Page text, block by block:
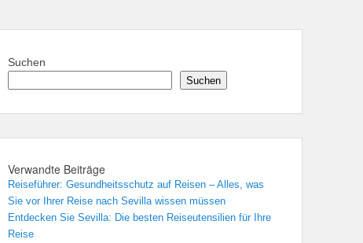
Suchen
Suchen
Verwandte Beiträge
Reiseführer: Gesundheitsschutz auf Reisen – Alles, was
Sie vor Ihrer Reise nach Sevilla wissen müssen
Entdecken Sie Sevilla: Die besten Reiseutensilien für Ihre
Reise